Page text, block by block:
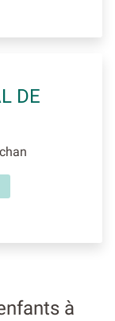
DE
à